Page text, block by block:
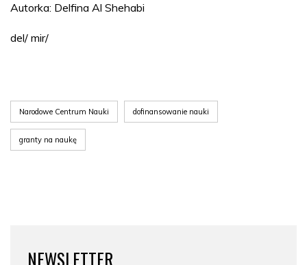
Autorka: Delfina Al Shehabi
del/ mir/
Narodowe Centrum Nauki dofinansowanie nauki
granty na naukę
NEWSLETTER